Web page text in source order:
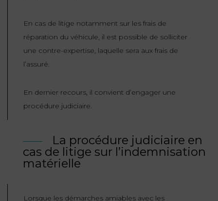
En cas de litige notamment sur les frais de
réparation du véhicule, il est possible de solliciter
une contre-expertise, laquelle sera aux frais de
l’assuré.
En dernier recours, il convient d’engager une
procédure judiciaire.
La procédure judiciaire en
cas de litige sur l’indemnisation
matérielle
Lorsque les démarches amiables avec les